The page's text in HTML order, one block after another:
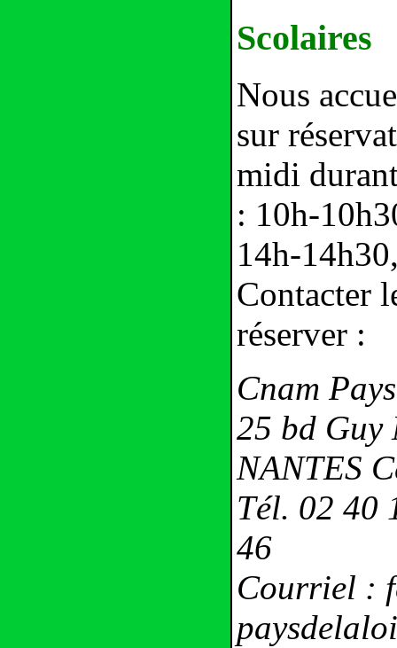
Scolaires
Nous
sur
midi
: 10h-
14h-
Contacter
réserver :
Cnam
25 bd Guy
NANTES
Tél. 02 40
46
Courriel :